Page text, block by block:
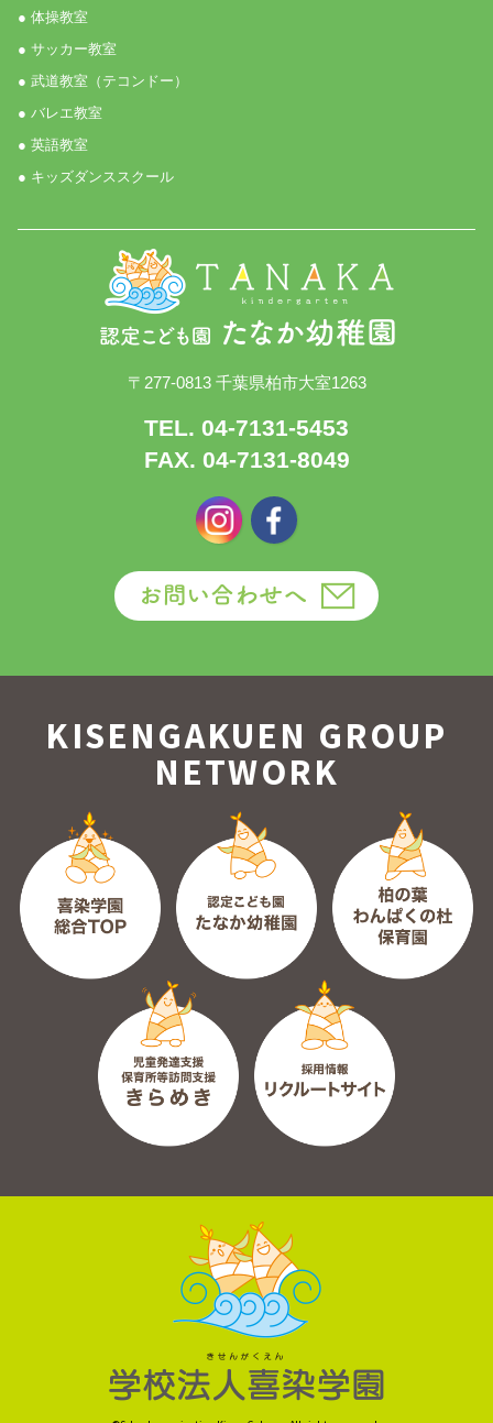
● 体操教室
● サッカー教室
● 武道教室（テコンドー）
● バレエ教室
● 英語教室
● キッズダンススクール
〒277-0813 千葉県柏市大室1263
TEL. 04-7131-5453
FAX. 04-7131-8049
KISENGAKUEN GROUP
NETWORK